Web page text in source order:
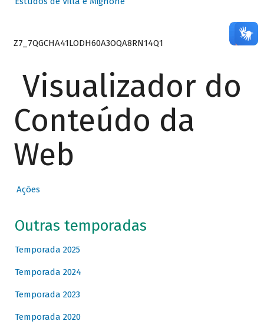
Z7_7QGCHA41LODH60A3OQA8RN14Q1
Visualizador do
Conteúdo da
Web
Ações
Outras temporadas
Temporada 2025
Temporada 2024
Temporada 2023
Temporada 2020